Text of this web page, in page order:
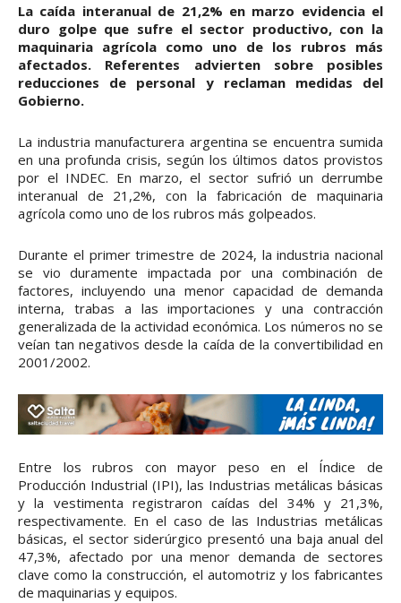
La caída interanual de 21,2% en marzo evidencia el
duro golpe que sufre el sector productivo, con la
maquinaria agrícola como uno de los rubros más
afectados. Referentes advierten sobre posibles
reducciones de personal y reclaman medidas del
Gobierno.
La industria manufacturera argentina se encuentra sumida
en una profunda crisis, según los últimos datos provistos
por el INDEC. En marzo, el sector sufrió un derrumbe
interanual de 21,2%, con la fabricación de maquinaria
agrícola como uno de los rubros más golpeados.
Durante el primer trimestre de 2024, la industria nacional
se vio duramente impactada por una combinación de
factores, incluyendo una menor capacidad de demanda
interna, trabas a las importaciones y una contracción
generalizada de la actividad económica. Los números no se
veían tan negativos desde la caída de la convertibilidad en
2001/2002.
Entre los rubros con mayor peso en el Índice de
Producción Industrial (IPI), las Industrias metálicas básicas
y la vestimenta registraron caídas del 34% y 21,3%,
respectivamente. En el caso de las Industrias metálicas
básicas, el sector siderúrgico presentó una baja anual del
47,3%, afectado por una menor demanda de sectores
clave como la construcción, el automotriz y los fabricantes
de maquinarias y equipos.